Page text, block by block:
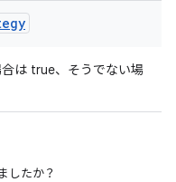
は true、そうでない場
したか？